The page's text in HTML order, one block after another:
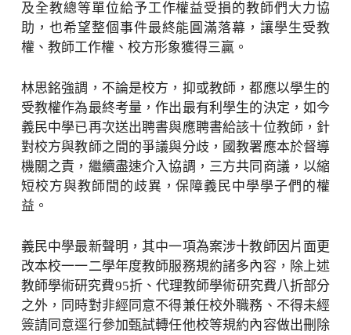
及全教總等單位給予工作權益受損的教師們大力協
助，也希望整個事件最終能圓滿落幕，讓學生受教
權、教師工作權、校方形象獲得三贏。
林思銘強調，不論是校方，抑或教師，都應以學生的
受教權作為最終考量，作出最有利學生的決定，如今
義民中學已再次送出聘書與應聘書給該十位教師，針
對校方與教師之間的爭議與分歧，國教署應本於督導
機關之責，繼續盡速介入協調，三方共同商議，以縮
短校方與教師間的歧異，保障義民中學學子們的權
益。
義民中學最新聲明，其中一項為案涉十教師因片面更
改本校一一二學年度教師服務規約諸多內容，除上述
教師學術研究費95折、代理教師學術研究費八折部分
之外，同時對非經同意不得兼任校外職務、不得未經
簽請同意逕行參加甄試轉任他校等規約內容做出刪除